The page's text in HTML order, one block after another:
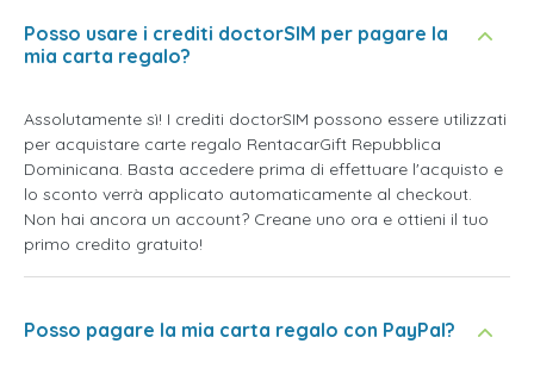
Posso usare i crediti doctorSIM per pagare la
mia carta regalo?
Assolutamente sì! I crediti doctorSIM possono essere utilizzati
per acquistare carte regalo RentacarGift Repubblica
Dominicana. Basta accedere prima di effettuare l'acquisto e
lo sconto verrà applicato automaticamente al checkout.
Non hai ancora un account? Creane uno ora e ottieni il tuo
primo credito gratuito!
Posso pagare la mia carta regalo con PayPal?